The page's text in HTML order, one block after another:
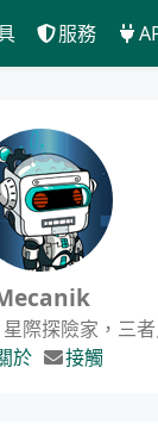
服務
際探險家，三
於
接觸